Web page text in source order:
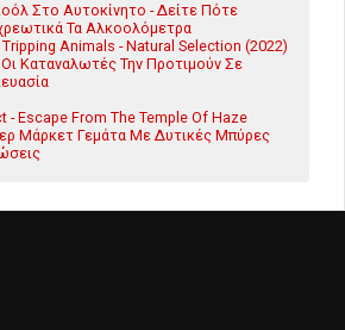
Στο Αυτοκίνητο - Δείτε Πότε
Τα Αλκοολόμετρα
Animals - Natural Selection (2022)
Καταναλωτές Την Προτιμούν Σε
- Escape From The Temple Of Haze
Μάρκετ Γεμάτα Με Δυτικές Μπύρες